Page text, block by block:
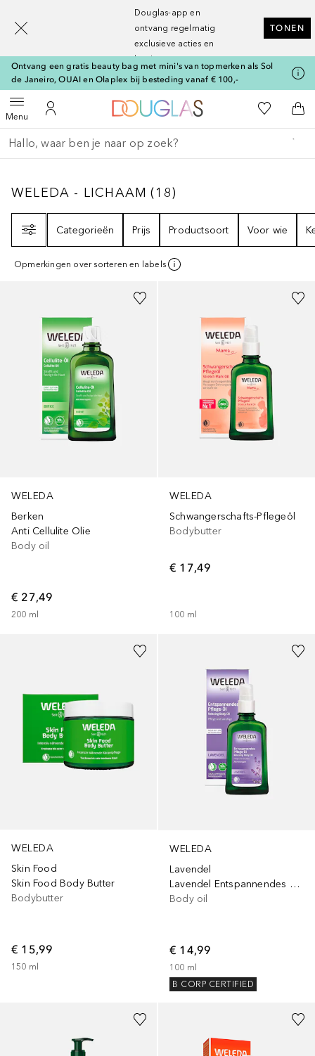
Douglas-app en
ontvang regelmatig
exclusieve acties en
kortingen
TONEN
Ontvang een gratis beauty bag met mini's van topmerken als Sol
de Janeiro, OUAI en Olaplex bij besteding vanaf € 100,-
MenuOpen menuNaar Mijn Account
Naar Douglas Home
Naar Mijn
Ga terug
Zoekopdracht uitvoeren
WELEDA - LICHAAM 18
WELEDA - LICHAAM (18)
Categorieën
Prijs Productsoort Voor wie
Opmerkingen over sorteren en labels
WELEDA
Berken
Anti Cellulite Olie
Body oil
€ 27,49
200 ml
WELEDA
Schwangerschafts-Pflegeöl
Bodybutter
€ 17,49
100 ml
WELEDA
Skin Food
Skin Food Body Butter
Bodybutter
€ 15,99
150 ml
WELEDA
Lavendel
Lavendel Entspannendes Pflege-Öl
Body oil
€ 14,99
100 ml
B CORP CERTIFIED
[navigation.slideout.screenreader]